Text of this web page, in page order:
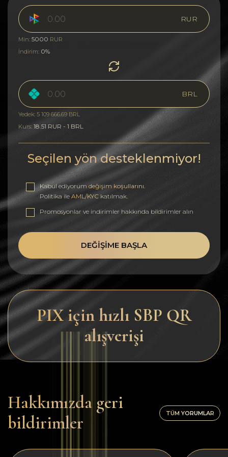
RUR
Min: 5000 RUR
İndirim: 0%
BRL
Yedek: 5 109 666.69 BRL
Kurs: 18.51 RUR - 1 BRL
Seçilen yön desteklenmiyor!
Kabul ediyorum değişim koşullarını
Politika ile AML/KYC katılmak.
Promosyonlar ve indirimler hakkında bildirimler alın
DEĞIŞIME BAŞLA
PIX için hızlı SBP QR
alışverişi
Hakkımızda geri
bildirimler
TÜM YORUMLAR